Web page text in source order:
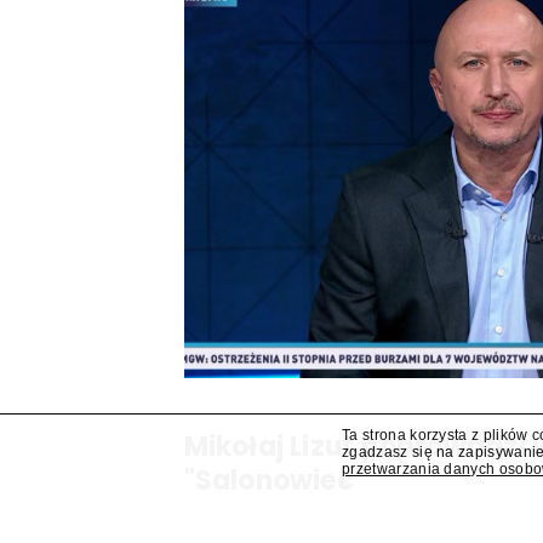
Mikołaj Lizut
"Salonowiec"
Ta strona korzysta z plików
zgadzasz się na
przetwarzania danych